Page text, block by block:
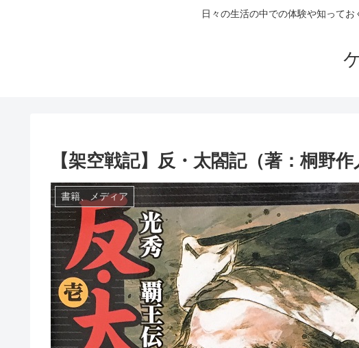
日々の生活の中での体験や知って
【架空戦記】反・太閤記（著：桐野
書籍、メディア